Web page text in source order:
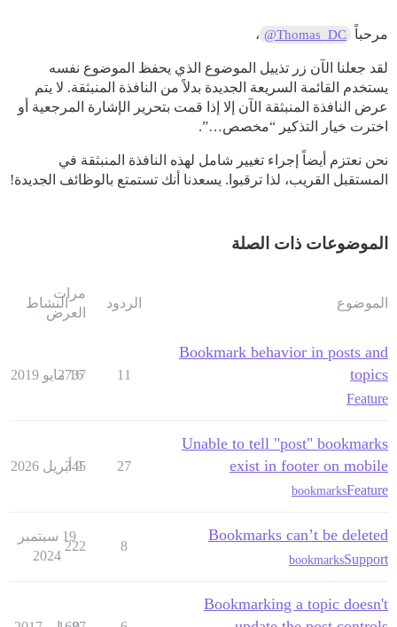
مرحباً @Thomas_DC ،
لقد جعلنا الآن زر تذييل الموضوع الذي يحفظ الموضوع نفسه
يستخدم القائمة السريعة الجديدة بدلاً من النافذة المنبثقة. لا يتم
عرض النافذة المنبثقة الآن إلا إذا قمت بتحرير الإشارة المرجعية أو
اخترت خيار التذكير “مخصص…”.
نحن نعتزم أيضاً إجراء تغيير شامل لهذه النافذة المنبثقة في
المستقبل القريب، لذا ترقبوا. يسعدنا أنك تستمتع بالوظائف الجديدة!
الموضوعات ذات الصلة
الموضوع الردود
مرات
العرض
النشاط
Bookmark behavior in posts and
topics
Feature
11
2737
16 مايو 2019
Unable to tell "post" bookmarks
exist in footer on mobile
Feature
bookmarks
27
345
9 أبريل 2026
Bookmarks can’t be deleted
Support
bookmarks
8
222
19 سبتمبر
2024
Bookmarking a topic doesn't